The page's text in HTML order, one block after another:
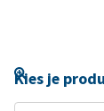
Kies je